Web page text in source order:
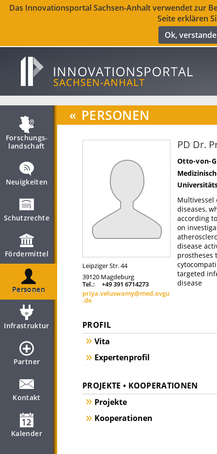
Das Innovationsportal Sachsen-Anhalt verwendet zur
Seite erklären
Ok,
Forschungs­
landschaft
Neuigkeiten
Schutzrechte
Fördermittel
Personen
Infrastruktur
Partner
Kontakt
Kalender
« PERSONEN
Leipziger Str. 44
39120 Magdeburg
Tel.:
+49 391 6714273
priya.veluswamy@med.ovgu
.de
PD Dr.
Otto-von-
Multivessel
diseases,
according
on
disease
prostheses
targeted
disease
PROFIL
Vita
Expertenprofil
PROJEKTE • KOOPERATIONEN
Projekte
Kooperationen